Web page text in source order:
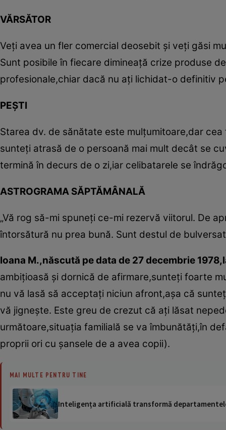
VĂRSĂTOR
Veţi avea un fler comercial deosebit şi veţi găsi
Sunt posibile în fiecare dimineaţă crize produse
profesionale,chiar dacă nu aţi lichidat-o definitiv
PEŞTI
Starea dv. de sănătate este mulţumitoare,dar
sunteţi atrasă de o persoană mai mult decât se
termină în decurs de o zi,iar celibatarele se
ASTROGRAMA SĂPTĂMÂNALĂ
„Vă rog să-mi spuneţi ce-mi rezervă viitorul. De
întorsătură nu prea bună. Sunt destul de
Ioana M.,născută pe data de 27 decembrie
ambiţioasă şi dornică de afirmare,sunteţi foarte
nu vă lasă să acceptaţi niciun afront,aşa că
vă jigneşte. Este greu de crezut că aţi lăsat
următoare,situaţia familială se va îmbunătăţi,în
proprii ori cu şansele de a avea copii).
MAI MULTE PENTRU TINE
Inteligența artificială transformă